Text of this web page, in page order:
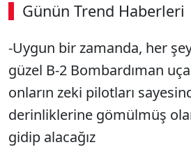
Günün Trend Haberleri
SÖZCÜ SON DAKİKA
-Uygun bir zamanda, her
güzel B-2 Bombardıman
onların zeki pilotları
derinliklerine gömülmüş
gidip alacağız